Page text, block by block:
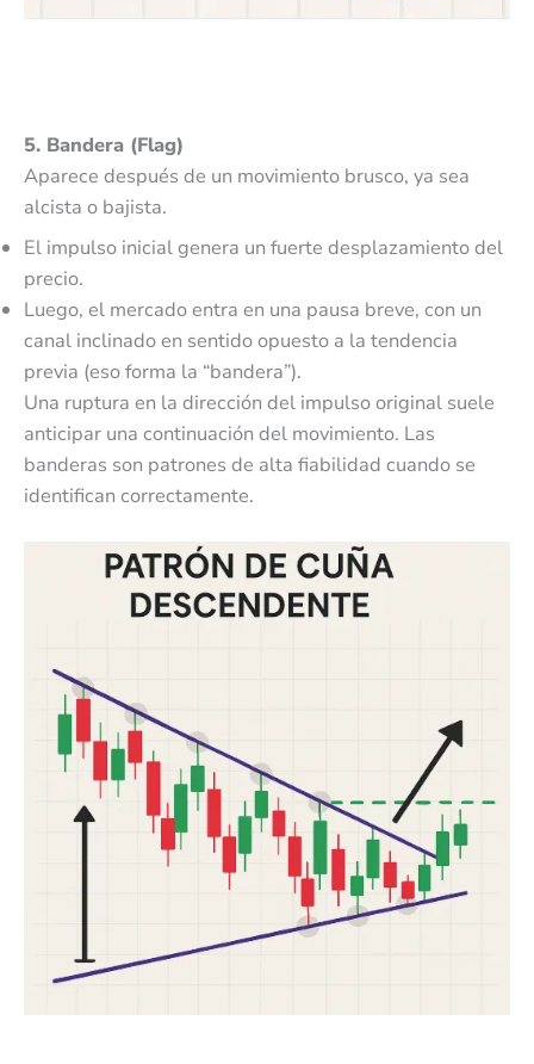
5. Bandera (Flag)
Aparece después de un movimiento brusco, ya sea
alcista o bajista.
El impulso inicial genera un fuerte desplazamiento del
precio.
Luego, el mercado entra en una pausa breve, con un
canal inclinado en sentido opuesto a la tendencia
previa (eso forma la “bandera”).
Una ruptura en la dirección del impulso original suele
anticipar una continuación del movimiento. Las
banderas son patrones de alta fiabilidad cuando se
identifican correctamente.